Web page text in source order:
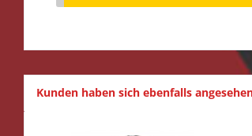
Kunden haben sich ebenfalls